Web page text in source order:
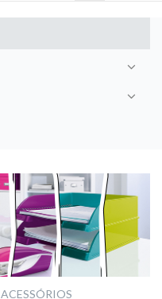
ACESSÓRIOS